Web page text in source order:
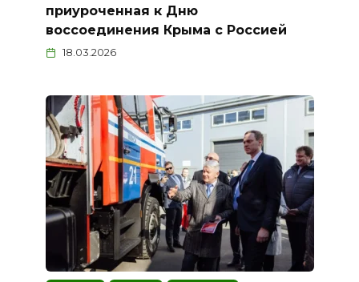
приуроченная к Дню
воссоединения Крыма с Россией
18.03.2026